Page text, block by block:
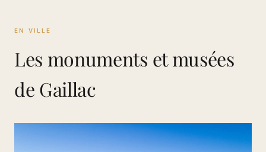
EN VILLE
Les monuments et musées
de Gaillac